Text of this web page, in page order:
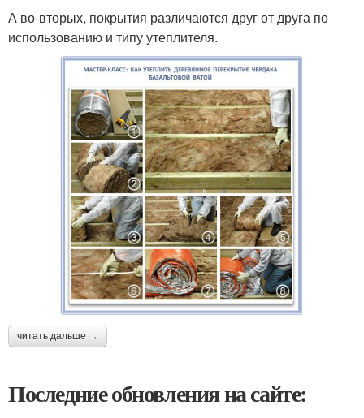
А во-вторых, покрытия различаются друг от друга по
использованию и типу утеплителя.
читать дальше →
Последние обновления на сайте: